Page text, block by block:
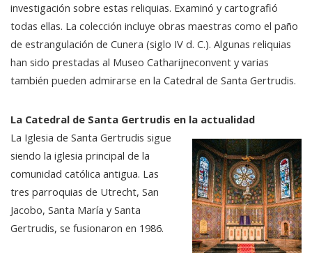
investigación sobre estas reliquias. Examinó y cartografió
todas ellas. La colección incluye obras maestras como el paño
de estrangulación de Cunera (siglo IV d. C.). Algunas reliquias
han sido prestadas al Museo Catharijneconvent y varias
también pueden admirarse en la Catedral de Santa Gertrudis.
La Catedral de Santa Gertrudis en la actualidad
La Iglesia de Santa Gertrudis sigue
siendo la iglesia principal de la
comunidad católica antigua. Las
tres parroquias de Utrecht, San
Jacobo, Santa María y Santa
Gertrudis, se fusionaron en 1986.